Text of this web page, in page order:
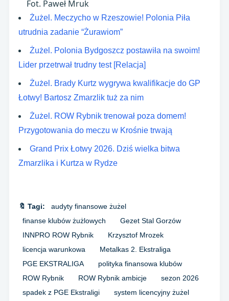
Fot. Paweł Mruk
Żużel. Meczycho w Rzeszowie! Polonia Piła
utrudnia zadanie “Żurawiom”
Żużel. Polonia Bydgoszcz postawiła na swoim!
Lider przetrwał trudny test [Relacja]
Żużel. Brady Kurtz wygrywa kwalifikacje do GP
Łotwy! Bartosz Zmarzlik tuż za nim
Żużel. ROW Rybnik trenował poza domem!
Przygotowania do meczu w Krośnie trwają
Grand Prix Łotwy 2026. Dziś wielka bitwa
Zmarzlika i Kurtza w Rydze
🔖 Tagi:
audyty finansowe żużel
finanse klubów żużlowych
Gezet Stal Gorzów
INNPRO ROW Rybnik
Krzysztof Mrozek
licencja warunkowa
Metalkas 2. Ekstraliga
PGE EKSTRALIGA
polityka finansowa klubów
ROW Rybnik
ROW Rybnik ambicje
sezon 2026
spadek z PGE Ekstraligi
system licencyjny żużel